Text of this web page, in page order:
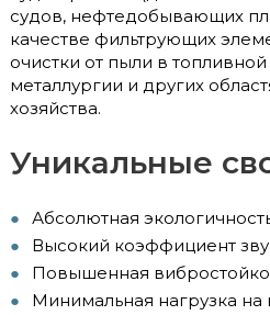
судов, нефтедобывающих
качестве фильтрующих
очистки от пыли в
металлургии и других
хозяйства.
Уникальные
Абсолютная
Высокий коэффициент
Повышенная
Минимальная нагрузка на